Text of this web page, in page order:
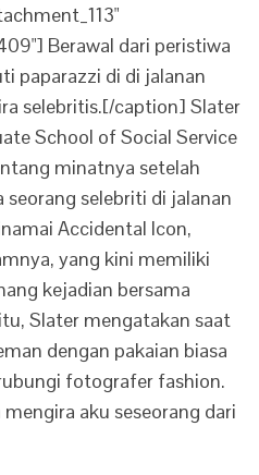
Berawal dari peristiwa
paparazzi di di jalanan
selebritis.[/caption] Slater
School of Social Service
minatnya setelah
selebriti di jalanan
Accidental Icon,
yang kini memiliki
kejadian bersama
Slater mengatakan saat
dengan pakaian biasa
fotografer fashion.
aku seseorang dari